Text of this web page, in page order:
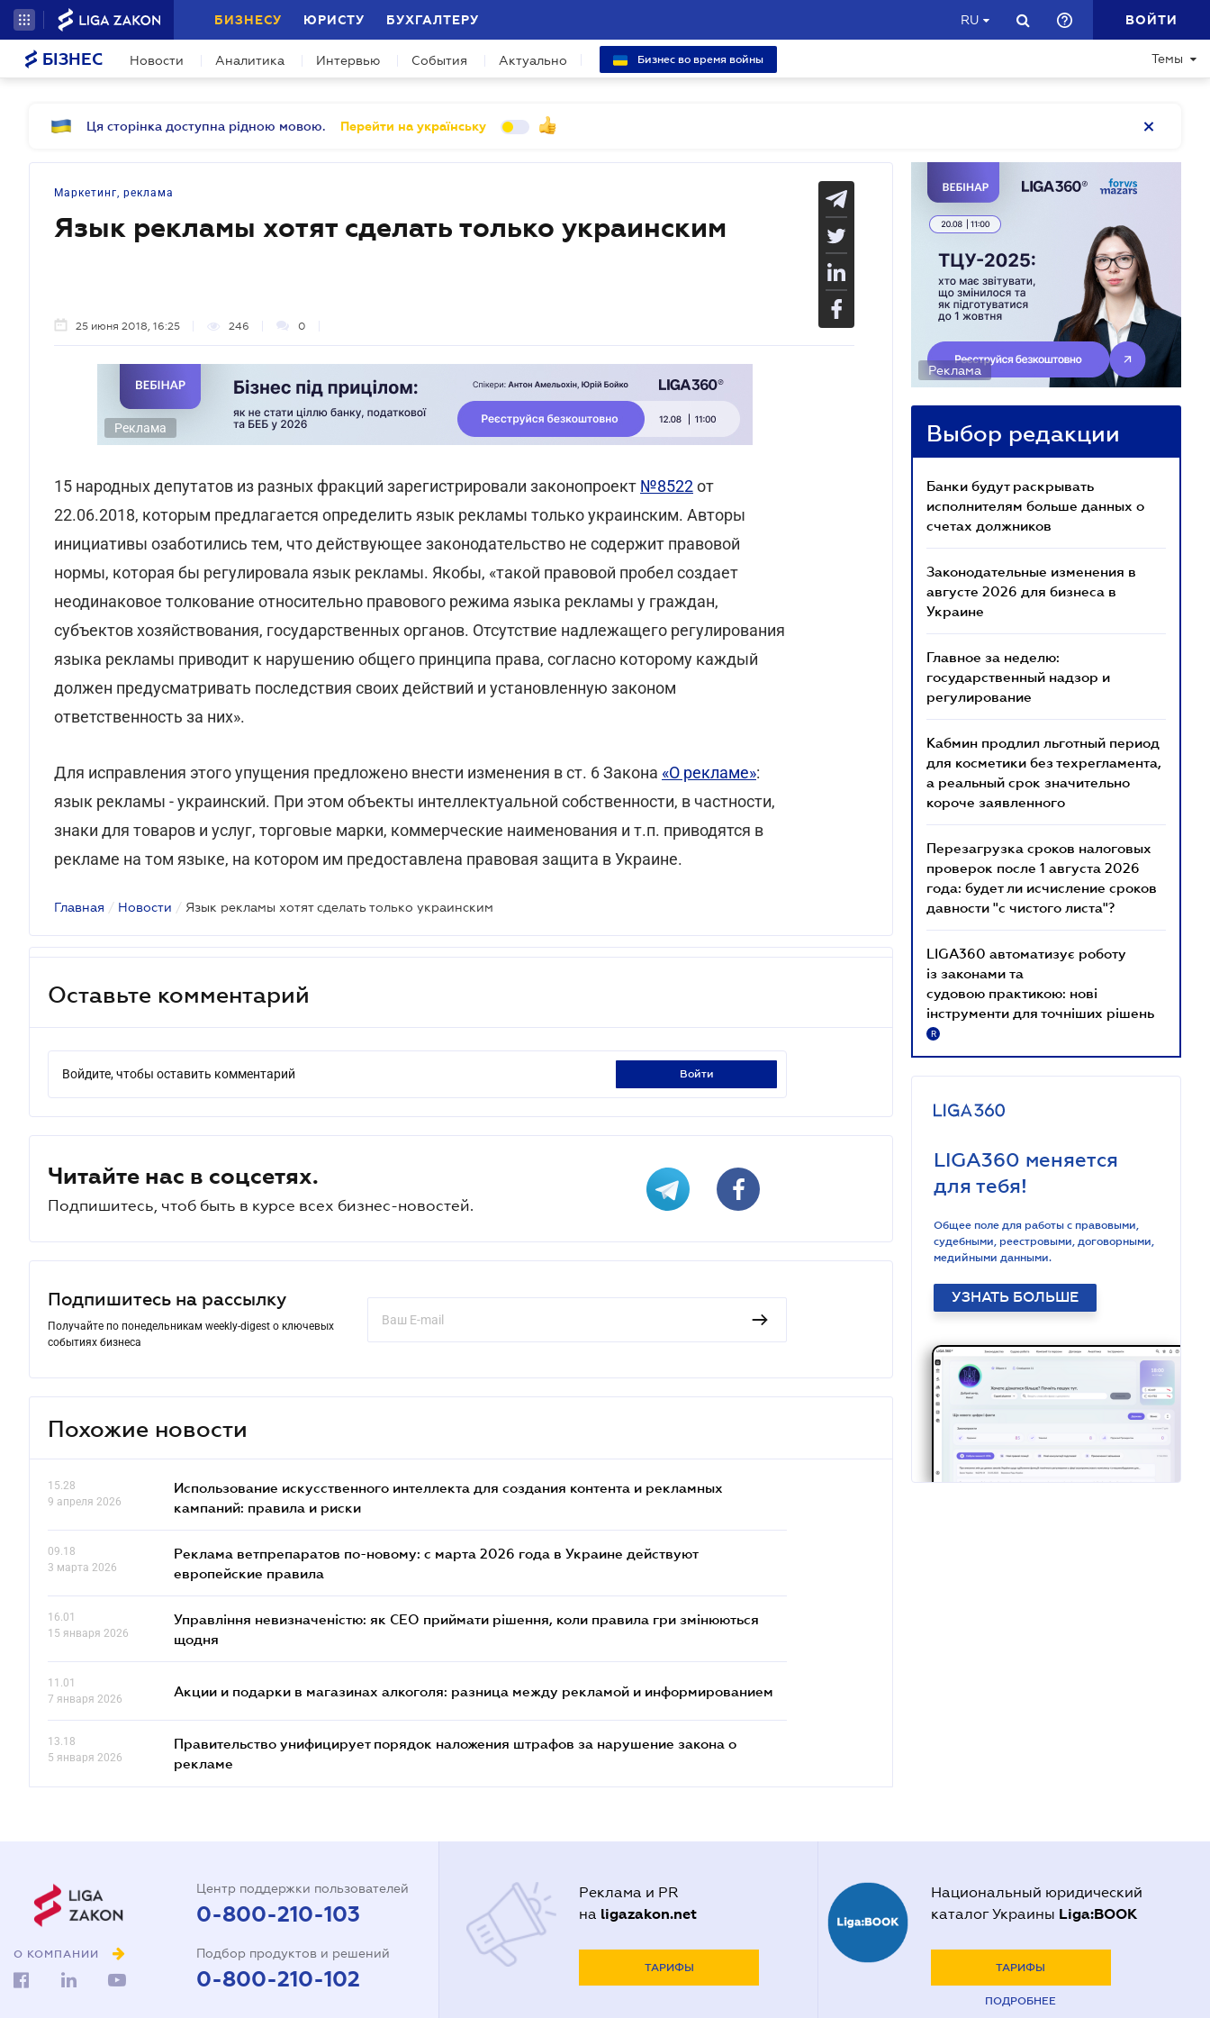
БИЗНЕСУ ЮРИСТУ БУХГАЛТЕРУ RU ВОЙТИ
БІЗНЕС Новости Аналитика Интервью События Актуально Бизнес во время войны Темы
Ця сторінка доступна рідною мовою. Перейти на українську
Маркетинг, реклама
Язык рекламы хотят сделать только украинским
25 июня 2018, 16:25 246 0
Реклама
15 народных депутатов из разных фракций зарегистрировали законопроект №8522от
22.06.2018, которым предлагается определить язык рекламы только украинским. Авторы
инициативы озаботились тем, что действующее законодательство не содержит правовой
нормы, которая бы регулировала язык рекламы. Якобы, «такой правовой пробел создает
неодинаковое толкование относительно правового режима языка рекламы у граждан,
субъектов хозяйствования, государственных органов. Отсутствие надлежащего регулирования
языка рекламы приводит к нарушению общего принципа права, согласно которому каждый
должен предусматривать последствия своих действий и установленную законом
ответственность за них».
Для исправления этого упущения предложено внести изменения в ст. 6 Закона «О рекламе»:
язык рекламы - украинский. При этом объекты интеллектуальной собственности, в частности,
знаки для товаров и услуг, торговые марки, коммерческие наименования и т.п. приводятся в
рекламе на том языке, на котором им предоставлена правовая защита в Украине.
Главная / Новости / Язык рекламы хотят сделать только украинским
Оставьте комментарий
Войдите, чтобы оставить комментарий войти
Читайте нас в соцсетях.
Подпишитесь, чтоб быть в курсе всех бизнес-новостей.
Подпишитесь на рассылку
Получайте по понедельникам weekly-digest о ключевых
событиях бизнеса
Похожие новости
15.28
9 апреля 2026
Использование искусственного интеллекта для создания контента и рекламных
кампаний: правила и риски
09.18
3 марта 2026
Реклама ветпрепаратов по-новому: с марта 2026 года в Украине действуют
европейские правила
16.01
15 января 2026
Управління невизначеністю: як СЕО приймати рішення, коли правила гри змінюються
щодня
11.01
7 января 2026
Акции и подарки в магазинах алкоголя: разница между рекламой и информированием
13.18
5 января 2026
Правительство унифицирует порядок наложения штрафов за нарушение закона о
рекламе
Реклама
Выбор редакции
Банки будут раскрывать
исполнителям больше данных о
счетах должников
Законодательные изменения в
августе 2026 для бизнеса в
Украине
Главное за неделю:
государственный надзор и
регулирование
Кабмин продлил льготный период
для косметики без техрегламента,
а реальный срок значительно
короче заявленного
Перезагрузка сроков налоговых
проверок после 1 августа 2026
года: будет ли исчисление сроков
давности "с чистого листа"?
LIGA360 автоматизує роботу
із законами та
судовою практикою: нові
інструменти для точніших рішень
R
LIGA360 меняется
для тебя!
Общее поле для работы с правовыми,
судебными, реестровыми, договорными,
медийными данными.
УЗНАТЬ БОЛЬШЕ
О КОМПАНИИ
Центр поддержки пользователей
0-800-210-103
Подбор продуктов и решений
0-800-210-102
Реклама и PR
на ligazakon.net
ТАРИФЫ
Национальный юридический
каталог Украины Liga:BOOK
ТАРИФЫ
ПОДРОБНЕЕ